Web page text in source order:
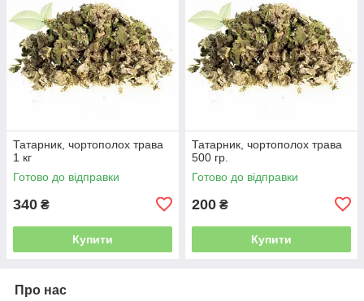
Татарник, чортополох трава
1 кг
Готово до відправки
340 ₴
Купити
Татарник, чортополох трава
500 гр.
Готово до відправки
200 ₴
Купити
Про нас